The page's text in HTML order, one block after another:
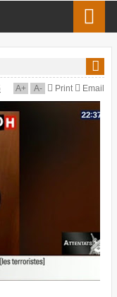
A+ A- Print Email